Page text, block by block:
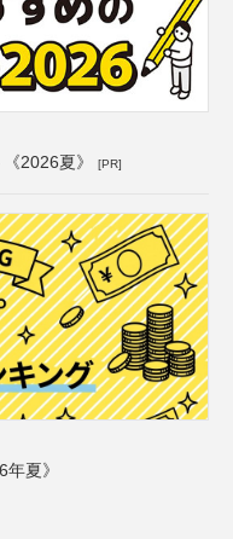
2026夏》 [PR]
夏》